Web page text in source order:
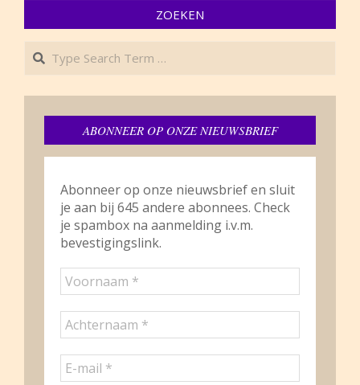
ZOEKEN
Search
ABONNEER OP ONZE NIEUWSBRIEF
Abonneer op onze nieuwsbrief en sluit
je aan bij 645 andere abonnees. Check
je spambox na aanmelding i.v.m.
bevestigingslink.